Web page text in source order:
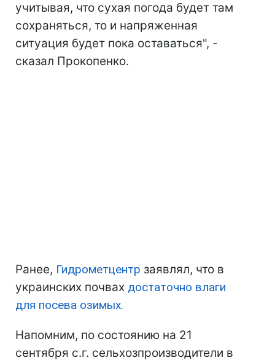
учитывая, что сухая погода будет там
сохраняться, то и напряженная
ситуация будет пока оставаться", -
сказал Прокопенко.
Ранее, Гидрометцентр заявлял, что в
украинских почвах достаточно влаги
для посева озимых.
Напомним, по состоянию на 21
сентября с.г. сельхозпроизводители в